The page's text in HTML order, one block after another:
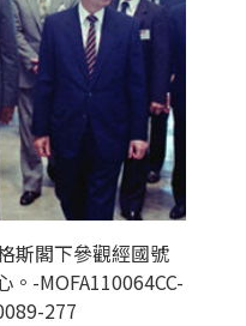
斯閣下參觀經國號
。-MOFA110064CC-
277